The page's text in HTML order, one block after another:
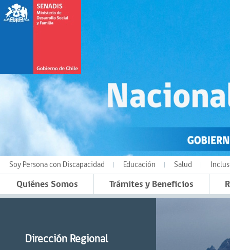
Soy Persona con Discapacidad Educación Salud
Quiénes Somos Trámites y Beneficios
Dirección Regional